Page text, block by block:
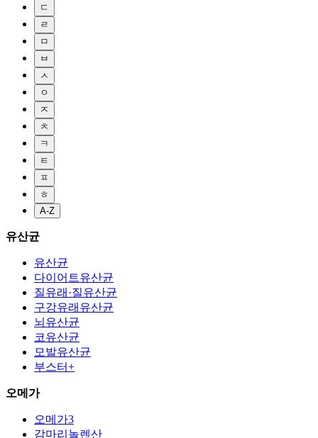
ㄷ
ㄹ
ㅁ
ㅂ
ㅅ
ㅇ
ㅈ
ㅊ
ㅋ
ㅌ
ㅍ
ㅎ
A-Z
유산균
유산균
다이어트유산균
질유래·질유산균
구강유래유산균
뇌유산균
코유산균
모발유산균
부스터+
오메가
오메가3
감마리놀렌산